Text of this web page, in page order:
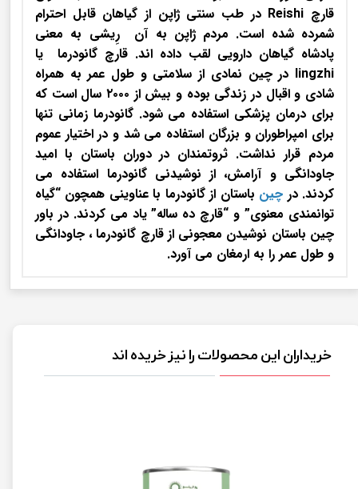
قارچ Reishi در طب سنتی ژاپن از گیاهان قابل احترام
شمرده شده است. مردم ژاپن به آن رِیشی به معنی
پادشاه گیاهان دارویی لقب داده اند. قارچ گانودرما یا
lingzhi در چین نمادی از سلامتی و طول عمر به همراه
شادی و اقبال در زندگی بوده و بیش از ۲۰۰۰ سال است که
برای درمان پزشکی استفاده می شود. گانودرما زمانی تنها
برای امپراطوران و بزرگان استفاده می شد و در اختیار عموم
مردم قرار نداشت. ثروتمندان در دوران باستان با امید
جاودانگی و آرامش، از نوشیدنی گانودرما استفاده می
کردند. در چین باستان از گانودرما با عناوینی همچون “گیاه
توانمندی معنوی” و “قارچ ده ساله” یاد می کردند. در باور
چین باستان نوشیدن معجونی از قارچ گانودرما ، جاودانگی
و طول عمر را به ارمغان می آورد.
خریداران این محصولات را نیز خریده اند